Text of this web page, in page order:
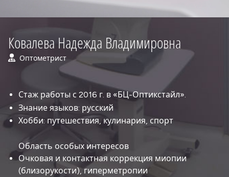
Ковалева Надежда Владимировна
Оптометрист
Стаж работы с 2016 г. в «БЦ-Оптикстайл».
Знание языков: русский
Хобби: путешествия, кулинария, спорт
Область особых интересов
Очковая и контактная коррекция миопии
(близорукости), гиперметропии